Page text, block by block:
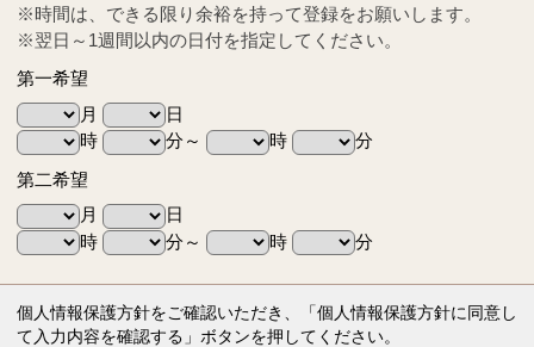
※時間は、できる限り余裕を持って登録をお願いします。
※翌日～1週間以内の日付を指定してください。
第一希望
月
日
時
分～ 時
分
第二希望
月
日
時
分～ 時 分
個人情報保護方針をご確認いただき、「個人情報保護方針に同意し
て入力内容を確認する」ボタンを押してください。